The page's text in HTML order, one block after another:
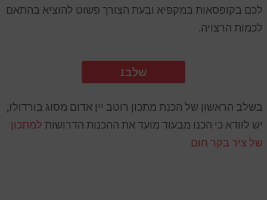
לכם בקופסאות במקפיא ובעת הצורך פשוט להוציא בהתאם
לכמות הרצויה.
1שלב
בשלב הראשון של הכנת מתכון רוטב יין אדום מסוג בורדולז,
יש לוודא כי הכנו מבעוד מועד את ההכנות הדרושות למתכון
של ציר בקר חום